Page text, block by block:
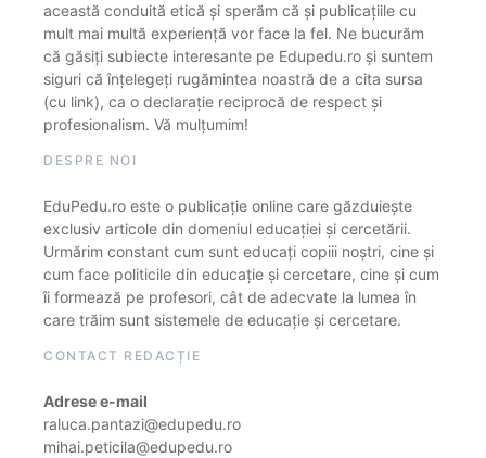
această conduită etică și sperăm că și publicațiile cu
mult mai multă experiență vor face la fel. Ne bucurăm
că găsiți subiecte interesante pe Edupedu.ro și suntem
siguri că înțelegeți rugămintea noastră de a cita sursa
(cu link), ca o declarație reciprocă de respect și
profesionalism. Vă mulțumim!
DESPRE NOI
EduPedu.ro este o publicație online care găzduiește
exclusiv articole din domeniul educației și cercetării.
Urmărim constant cum sunt educați copiii noștri, cine și
cum face politicile din educație și cercetare, cine și cum
îi formează pe profesori, cât de adecvate la lumea în
care trăim sunt sistemele de educație și cercetare.
CONTACT REDACȚIE
Adrese e-mail
raluca.pantazi@edupedu.ro
mihai.peticila@edupedu.ro